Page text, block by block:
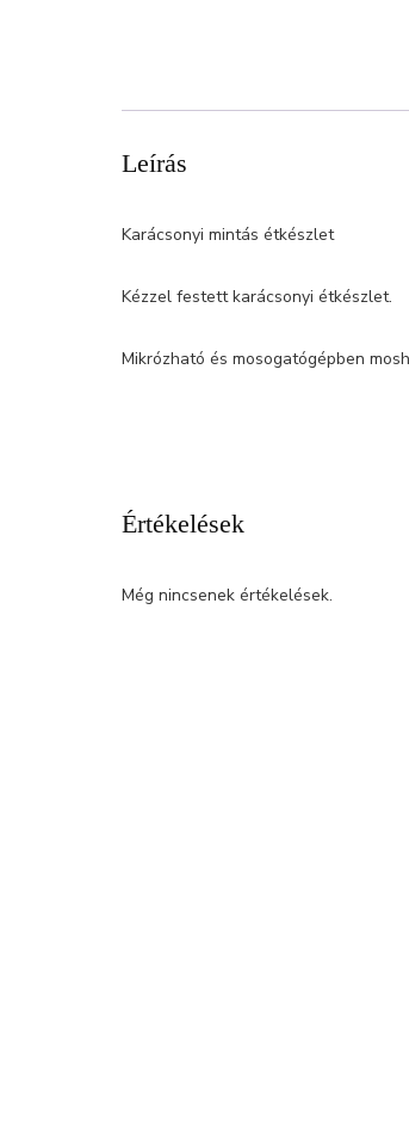
Leírás
Karácsonyi mintás étkészlet
Kézzel festett karácsonyi étkészlet.
Mikrózható és mosogatógépben
Értékelések
Még nincsenek értékelések.